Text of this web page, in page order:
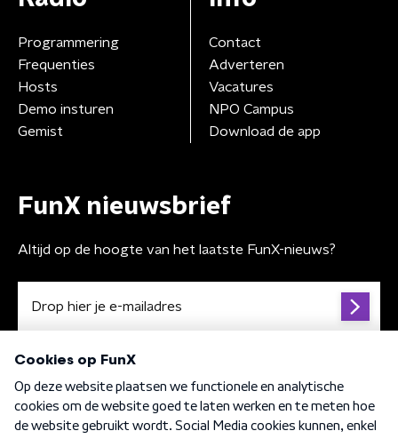
Programmering
Frequenties
Hosts
Demo insturen
Gemist
Contact
Adverteren
Vacatures
NPO Campus
Download de app
FunX nieuwsbrief
Altijd op de hoogte van het laatste FunX-nieuws?